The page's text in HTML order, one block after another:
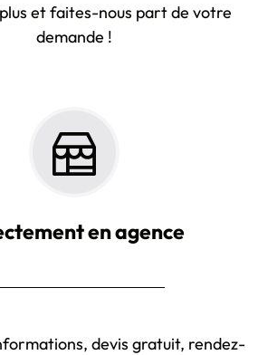
et faites-nous part de votre
demande !
en agence
devis gratuit, rendez-